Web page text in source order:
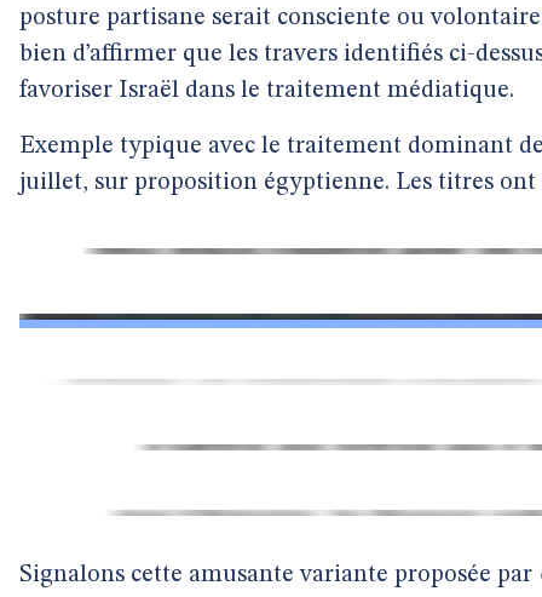
posture partisane serait consciente ou
bien d’affirmer que les travers identifiés ci-
favoriser Israël dans le traitement médiatique.
Exemple typique avec le traitement dominant
juillet, sur proposition égyptienne. Les titres ont
Signalons cette amusante variante proposée par